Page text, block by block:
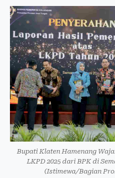
Bupati Klaten Hamenang
LKPD 2025 dari BPK di
(Istimewa/Bagian